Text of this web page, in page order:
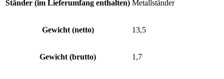
Ständer (im Lieferumfang enthalten) Metallständer
Gewicht (netto) 13,5
Gewicht (brutto) 1,7